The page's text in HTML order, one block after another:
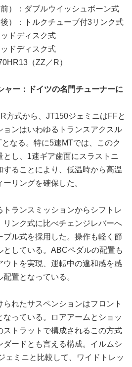
）：ダブルウイッシュボーン式
）：トルクチューブ付3リンク式
ドディスク式
ドディスク式
（ZZ／R）
ャー：ドイツの名門チューナーに
方式から、JT150ジェミニはFFと
ョンはいわゆるトランスアクスル
なる。特に5速MTでは、このク
し、1速ギア歯面にスラストニ
することにより、低温時から高温
リングを確保した。
ランスミッションからシフトレ
リンク式に比べチェンジレバーへ
ル式を採用した。操作も軽く節
としている。ABCペダルの配置も
ウトを実現、運転中の違和感を感
置となっている。
れたサスペンションはフロント
っている。ロアアームとショッ
ストラットで構成されるこの方式
ダードとも言える構成。イルムシ
ェミニと比較して、ワイドトレッ